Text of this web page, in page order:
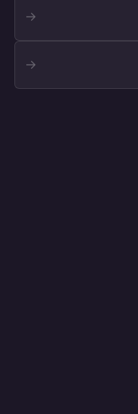
→
→